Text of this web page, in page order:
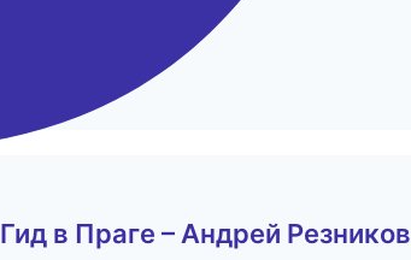
Гид в Праге – Андрей Резников